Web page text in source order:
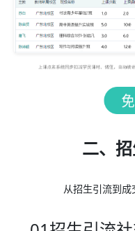
二、
从招生引流到